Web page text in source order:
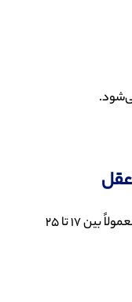
بهترین بازه سنی برای جراحی دندان عقل معمولاً بین 17 تا 25